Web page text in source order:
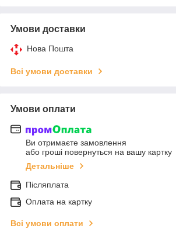
Умови доставки
Нова Пошта
Всі умови доставки
Умови оплати
Ви отримаєте замовлення
або гроші повернуться на вашу картку
Детальніше
Післяплата
Оплата на картку
Всі умови оплати